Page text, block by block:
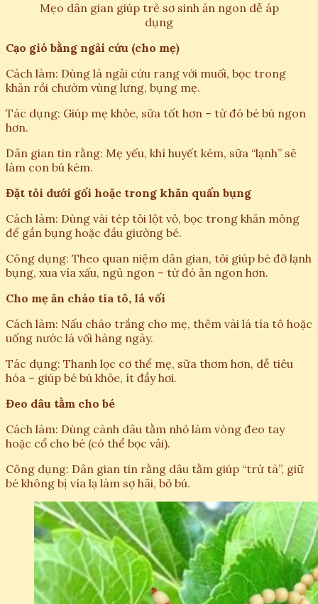
Mẹo dân gian giúp trẻ sơ sinh ăn ngon dễ áp
dụng
Cạo gió bằng ngải cứu (cho mẹ)
Cách làm: Dùng lá ngải cứu rang với muối, bọc trong
khăn rồi chườm vùng lưng, bụng mẹ.
Tác dụng: Giúp mẹ khỏe, sữa tốt hơn – từ đó bé bú ngon
hơn.
Dân gian tin rằng: Mẹ yếu, khí huyết kém, sữa “lạnh” sẽ
làm con bú kém.
Đặt tỏi dưới gối hoặc trong khăn quấn bụng
Cách làm: Dùng vài tép tỏi lột vỏ, bọc trong khăn mỏng
để gần bụng hoặc đầu giường bé.
Công dụng: Theo quan niệm dân gian, tỏi giúp bé đỡ lạnh
bụng, xua vía xấu, ngủ ngon – từ đó ăn ngon hơn.
Cho mẹ ăn cháo tía tô, lá vối
Cách làm: Nấu cháo trắng cho mẹ, thêm vài lá tía tô hoặc
uống nước lá vối hàng ngày.
Tác dụng: Thanh lọc cơ thể mẹ, sữa thơm hơn, dễ tiêu
hóa – giúp bé bú khỏe, ít đầy hơi.
Đeo dâu tằm cho bé
Cách làm: Dùng cành dâu tằm nhỏ làm vòng đeo tay
hoặc cổ cho bé (có thể bọc vải).
Công dụng: Dân gian tin rằng dâu tằm giúp “trừ tà”, giữ
bé không bị vía lạ làm sợ hãi, bỏ bú.